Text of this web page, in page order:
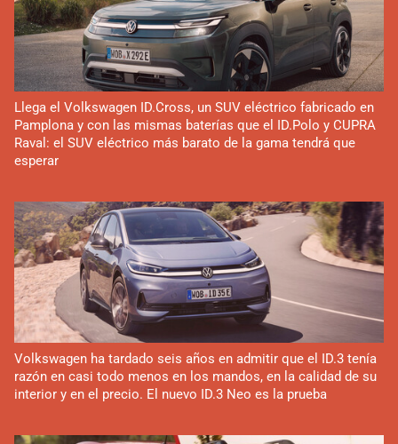
Llega el Volkswagen ID.Cross, un SUV eléctrico fabricado en
Pamplona y con las mismas baterías que el ID.Polo y CUPRA
Raval: el SUV eléctrico más barato de la gama tendrá que
esperar
Volkswagen ha tardado seis años en admitir que el ID.3 tenía
razón en casi todo menos en los mandos, en la calidad de su
interior y en el precio. El nuevo ID.3 Neo es la prueba